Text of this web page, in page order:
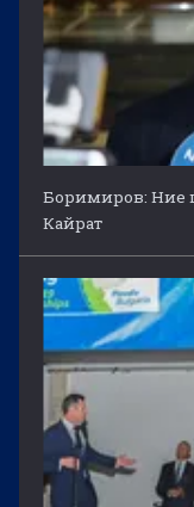
Боримиров: Ние
Кайрат